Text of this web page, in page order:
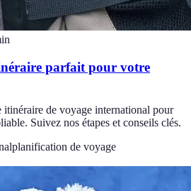
parfait pour votre
itinéraire de voyage international pour
Suivez nos étapes et conseils clés.
planification de voyage